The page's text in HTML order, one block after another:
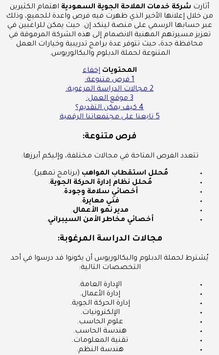
أثارت شركة خدمات الملاحة الجوية السعودية اهتمام الكثيرين
من خلال إعلانها الأخير الذي ظهرت فيه فرص واعدة للجميع، وذلك
عبر حسابها الرسمي على منصة لينكد إن. حيث يمكن للراغبين في
تعزيز مسيرتهم المهنية الانضمام إلى هذه الشركة المرموقة في
محافظة جدة، حيث تتوفر عدة برامج تدريبية وخيارات العمل
المتنوعة لحملة الدبلوم والبكالوريوس.
المحتويات إخفاء
1 فرص متنوعة:
2 مجالات الدراسة المرغوبة:
3 موقع العمل:
4 كيف يمكن التقديم؟
5 تابعنا على مجتمعاتنا الرقمية
فرص متنوعة:
تتعدد الفرص المتاحة في مجالات مختلفة، وإليكم أبرزها:
مُحلل استقطاب المواهب (برنامج تمهير).
مُحلل نظام إدارة الحركة الجوية.
أخصائي سلامة وجودة.
فني معايرة.
مدير نمو الأعمال.
أخصائي مخاطر الأمن السيبراني.
مجالات الدراسة المرغوبة:
يُشترط لحملة الدبلوم والبكالوريوس أن يكونوا قد درسوا في أحد
التخصصات التالية:
الإدارة العامة.
إدارة الأعمال.
إدارة الحركة الجوية.
الإلكترونيات.
علوم الحاسب.
هندسة الحاسب.
تقنية المعلومات.
هندسة النظم.